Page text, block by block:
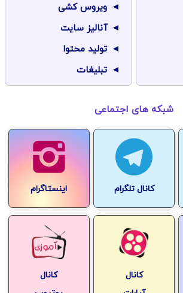
ویروس کشی
آنالیز سایت
تولید محتوا
تبلیغات
شبکه های اجتماعی
کانال تلگرام اینستاگرام
کانال
کانال